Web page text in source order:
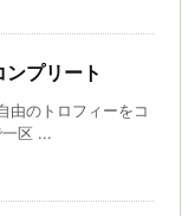
プリート
由のトロフィーをコ
区 ...